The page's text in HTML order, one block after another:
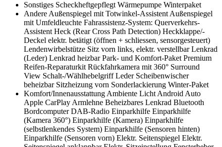
Sonstiges Scheckheftgepflegt Wärmepumpe Winterpaket
Andere Außenspiegel mit Totwinkel-Assistent Außenspiegel
mit Umfeldleuchte Fahrassistenz-System: Querverkehrs-
Assistent Heck (Rear Cross Path Detection) Heckklappe/-
Deckel elektr. betätigt (öffnen + schliessen, sensorgesteuert)
Lendenwirbelstütze Sitz vorn links, elektr. verstellbarLenkrad
(Leder) Lenkrad heizbarPark- und Komfort-Paket Premium
Reifen-Reparaturkit Rückfahrkamera mit 360° Surround
View Schalt-/Wählhebelgriff Leder Scheibenwischer
beheizbar Sitzheizung vorn Sonderlackierung Winter-Paket
Komfort/Innenausstattung Ambiente Licht Android Auto
Apple CarPlay Armlehne Beheizbares Lenkrad Bluetooth
BordcomputerDAB-Radio Einparkhilfe Einparkhilfe
(Kamera 360°) Einparkhilfe (Kamera) Einparkhilfe
(selbstlenkendes System) Einparkhilfe (Sensoren hinten)
Einparkhilfe (Sensoren vorn) Elektr. Seitenspiegel Elektr.